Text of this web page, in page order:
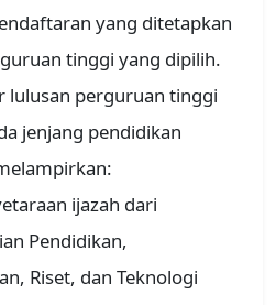
yang ditetapkan
tinggi yang dipilih.
lulusan perguruan tinggi
jenjang pendidikan
ijazah dari
Pendidikan,
Riset, dan Teknologi